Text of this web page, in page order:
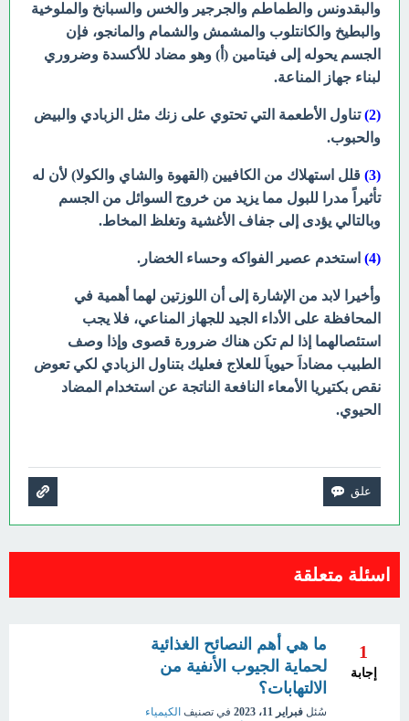
والبقدونس والطماطم والجرجير والخس والسبانخ والملوخية
والبطيخ والكانتلوب والمشمش والشمام والمانجو، فإن
الجسم يحوله إلى فيتامين (أ) وهو مضاد للأكسدة وضروري
لبناء جهاز المناعة.
(2)
تناول الأطعمة التي تحتوي على زنك مثل الزبادي والبيض
والحبوب.
(3)
قلل استهلاك من الكافيين (القهوة والشاي والكولا) لأن له
تأثيراً مدرا للبول مما يزيد من خروج السوائل من الجسم
وبالتالي يؤدى إلى جفاف الأغشية وتغلظ المخاط.
(4) استخدم عصير الفواكه وحساء الخضار.
وأخيرا لابد من الإشارة إلى أن اللوزتين لهما أهمية في
المحافظة على الأداء الجيد للجهاز المناعي، فلا يجب
استئصالهما إذا لم تكن هناك ضرورة قصوى وإذا وصف
الطبيب مضاداَ حيوياَ للعلاج فعليك بتناول الزبادي لكي تعوض
نقص بكتيريا الأمعاء النافعة الناتجة عن استخدام المضاد
الحيوي.
اسئلة متعلقة
1
إجابة
ما هي أهم النصائح الغذائية
لحماية الجيوب الأنفية من
الالتهابات؟
سُئل فبراير 11، 2023 في تصنيف الكيمياء